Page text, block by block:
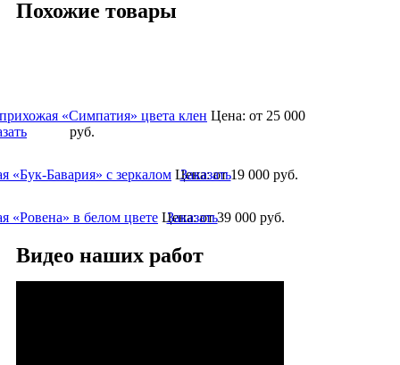
Похожие товары
«Симпатия» цвета клен Цена: от 25 000
руб.
«Бук-Бавария» с зеркалом Цена:от 19 000 руб.
Заказать
«Ровена» в белом цвете Цена:от 39 000 руб.
Заказать
Видео наших работ